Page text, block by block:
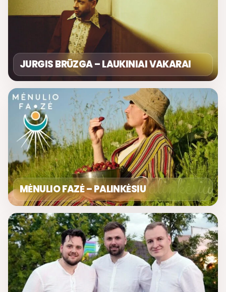
JURGIS BRŪZGA – LAUKINIAI VAKARAI
MĖNULIO FAZĖ – PALINKĖSIU